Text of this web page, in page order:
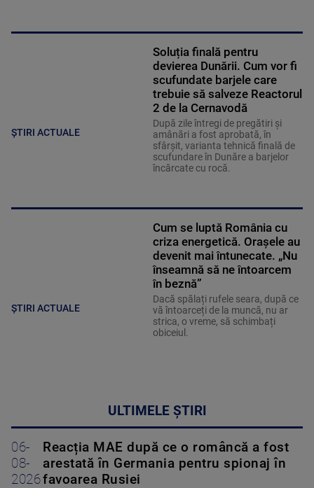
ȘTIRI ACTUALE
Soluția finală pentru
devierea Dunării. Cum vor fi
scufundate barjele care
trebuie să salveze Reactorul
2 de la Cernavodă
După zile întregi de pregătiri și
amânări a fost aprobată, în
sfârșit, varianta tehnică finală de
scufundare în Dunăre a barjelor
încărcate cu rocă.
ȘTIRI ACTUALE
Cum se luptă România cu
criza energetică. Orașele au
devenit mai întunecate. „Nu
înseamnă să ne întoarcem
în beznă”
Dacă spălați rufele seara, după ce
vă întoarceți de la muncă, nu ar
strica, o vreme, să schimbați
obiceiul.
ULTIMELE ȘTIRI
06-
08-
2026
Reacția MAE după ce o româncă a fost
arestată în Germania pentru spionaj în
favoarea Rusiei